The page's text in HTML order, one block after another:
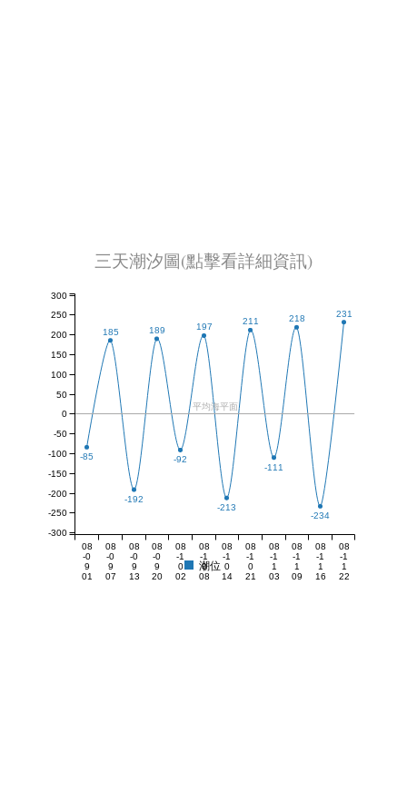
三天潮汐圖(點擊看詳細資訊)
-85
185
-192
189
-92
197
-213
211
-111
218
-234
231
平均海平面
08
-0
9
01
08
-0
9
07
08
-0
9
13
08
-0
9
20
08
-1
0
02
08
-1
0
08
08
-1
0
14
08
-1
0
21
08
-1
1
03
08
-1
1
09
08
-1
1
16
08
-1
1
22
-250
-200
-150
-100
-50
0
50
100
150
200
250
-300
300
潮位